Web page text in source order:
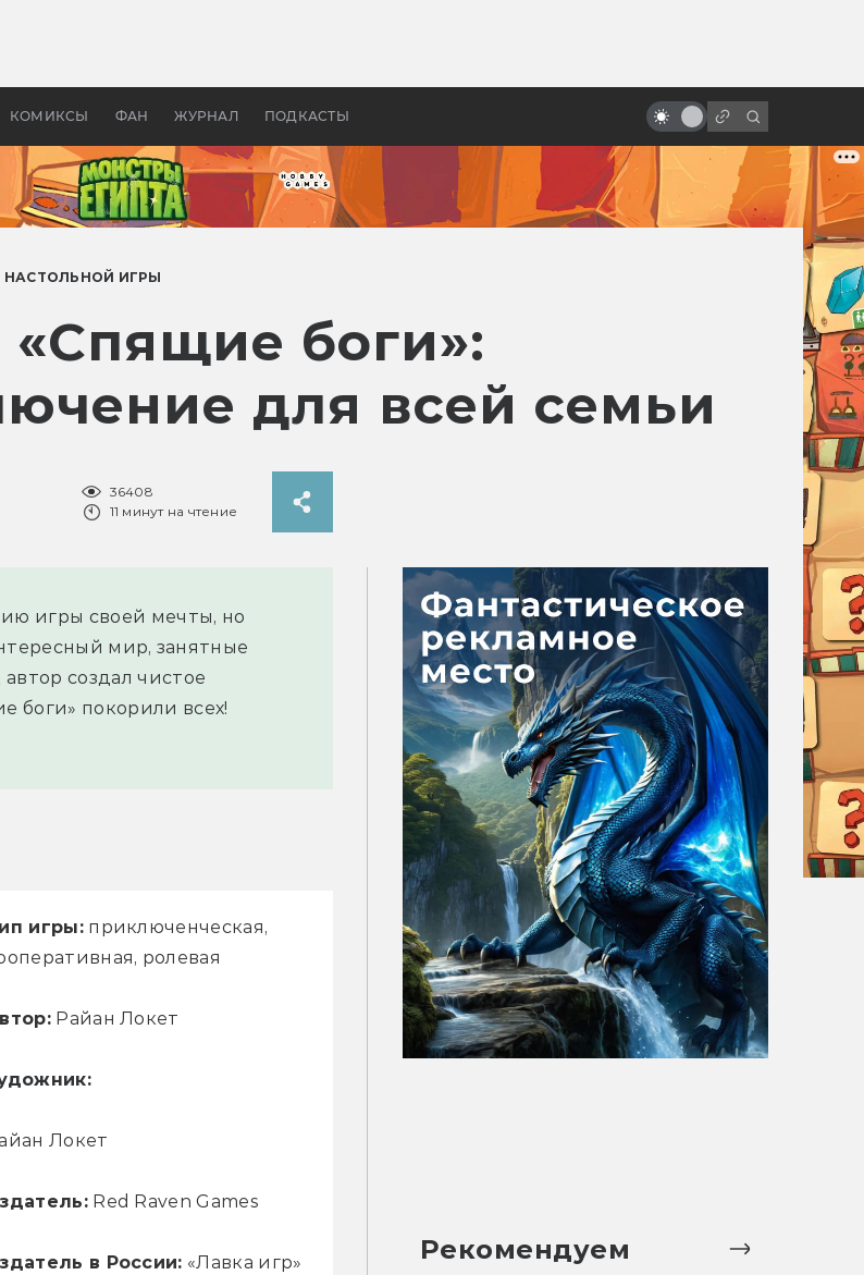
КОМИКСЫ ФАН ЖУРНАЛ ПОДКАСТЫ
Древней Грецией
пришельцем
НАСТОЛЬНОЙ ИГРЫ
«Спящие боги»:
для всей семьи
36408
11 минут на чтение
игры своей мечты, но
мир, занятные
создал чистое
боги» покорили всех!
игры:приключенческая,
ролевая
Райан Локет
Локет
Red Raven Games
в России: «Лавка игр» Рекомендуем